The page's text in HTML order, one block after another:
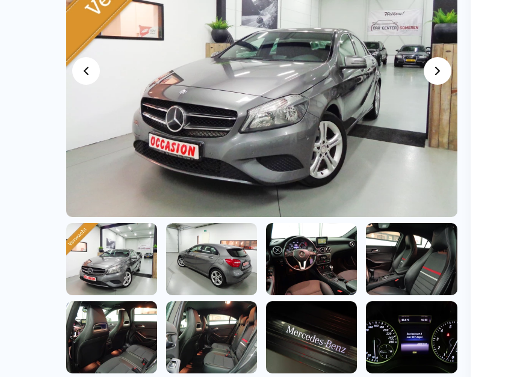
Hele aanbod
Bekijk alle stadsauto’s
EV’s/Hybrides
Bekijk alle electrische auto’s
Bedrijfswagens
Bekijk alle bedrijfswagens
Budgetwagens
Bekijk alle budgetwagens
(1000+ auto's)
Audi
(2000+ auto's)
BMW
(2000+ auto's)
Offerte vergelijken
Wij geven jou een betere deal
Vragen over zakelijk
Particulier
Vragen over particulier
Jouw aanvraag
Vragen over jouw aanvraag
Leasevormen
Vragen over leasevormen